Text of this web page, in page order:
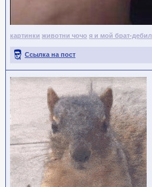
картинки животни чочо я и мой брат-дебил
Ссылка на пост